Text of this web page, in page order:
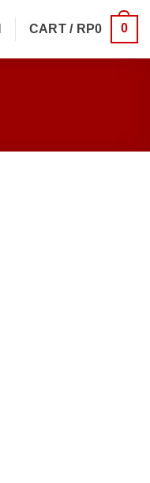
CART / RP0 0